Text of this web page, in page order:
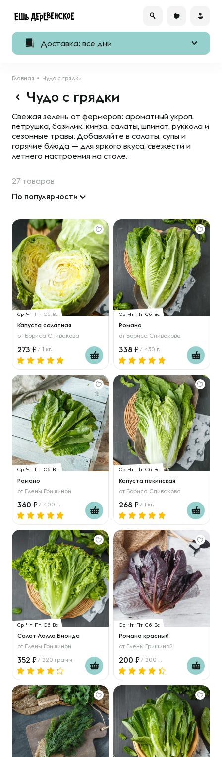
Доставка: все дни
Главная Чудо с грядки
Чудо с грядки
Свежая зелень от фермеров: ароматный укроп,
петрушка, базилик, кинза, салаты, шпинат, руккола и
сезонные травы. Добавляйте в салаты, супы и
горячие блюда — для яркого вкуса, свежести и
летнего настроения на столе.
27 товаров
По популярности
Ср Чт Пт Сб Вс
Капуста салатная
от Бориса Спивакова
273 / 1 кг.
Ср Чт Пт Сб Вс
Романо
от Бориса Спивакова
338 / 450 г.
Ср Чт Пт Сб Вс
Романо
от Елены Гришиной
360 / 400 г.
Ср Чт Пт Сб Вс
Капуста пекинская
от Бориса Спивакова
268 / 1 кг.
Ср Чт Пт Сб Вс
Салат Лолло Бионда
от Елены Гришиной
352 / 220 грамм
Ср Чт Пт Сб Вс
Романо красный
от Елены Гришиной
200 / 200 г.